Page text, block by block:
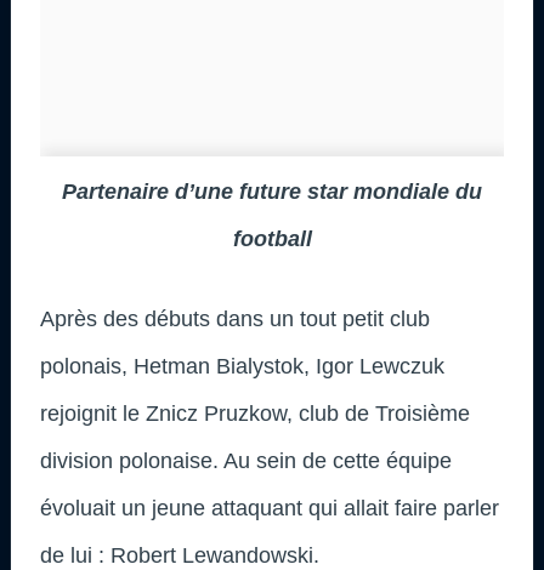
Partenaire d’une future star mondiale du
football
Après des débuts dans un tout petit club
polonais, Hetman Bialystok, Igor Lewczuk
rejoignit le Znicz Pruzkow, club de Troisième
division polonaise. Au sein de cette équipe
évoluait un jeune attaquant qui allait faire parler
de lui : Robert Lewandowski.